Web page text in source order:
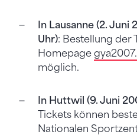
In Lausanne (2. Juni
Uhr): Bestellung der
Homepage
möglich.
In Huttwil (9. Juni
Tickets können
Nationalen